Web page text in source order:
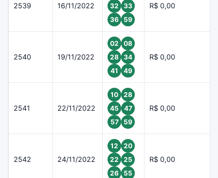
2539 16/11/2022
32
33
36
59
R$ 0,00
2540 19/11/2022
02
08
28
34
41
49
R$ 0,00
2541 22/11/2022
10
28
45
47
57
59
R$ 0,00
2542 24/11/2022
12
20
22
25
26
55
R$ 0,00